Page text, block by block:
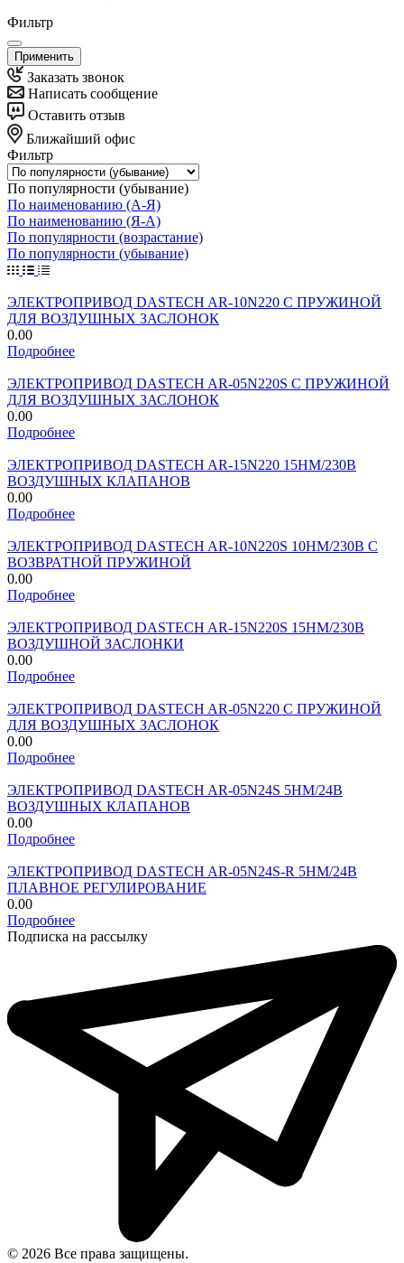
Фильтр
Применить
Заказать звонок
Написать сообщение
Оставить отзыв
Ближайший офис
Фильтр
По популярности (убывание)
По наименованию (А-Я)
По наименованию (Я-А)
По популярности (возрастание)
По популярности (убывание)
ЭЛЕКТРОПРИВОД DASTECH AR-10N220 С ПРУЖИНОЙ
ДЛЯ ВОЗДУШНЫХ ЗАСЛОНОК
0.00
Подробнее
ЭЛЕКТРОПРИВОД DASTECH AR-05N220S С ПРУЖИНОЙ
ДЛЯ ВОЗДУШНЫХ ЗАСЛОНОК
0.00
Подробнее
ЭЛЕКТРОПРИВОД DASTECH AR-15N220 15НМ/230В
ВОЗДУШНЫХ КЛАПАНОВ
0.00
Подробнее
ЭЛЕКТРОПРИВОД DASTECH AR-10N220S 10НМ/230В С
ВОЗВРАТНОЙ ПРУЖИНОЙ
0.00
Подробнее
ЭЛЕКТРОПРИВОД DASTECH AR-15N220S 15НМ/230В
ВОЗДУШНОЙ ЗАСЛОНКИ
0.00
Подробнее
ЭЛЕКТРОПРИВОД DASTECH AR-05N220 С ПРУЖИНОЙ
ДЛЯ ВОЗДУШНЫХ ЗАСЛОНОК
0.00
Подробнее
ЭЛЕКТРОПРИВОД DASTECH AR-05N24S 5НМ/24В
ВОЗДУШНЫХ КЛАПАНОВ
0.00
Подробнее
ЭЛЕКТРОПРИВОД DASTECH AR-05N24S-R 5НМ/24В
ПЛАВНОЕ РЕГУЛИРОВАНИЕ
0.00
Подробнее
Подписка на рассылку
© 2026 Все права защищены.